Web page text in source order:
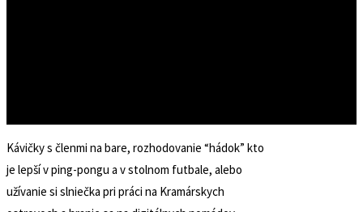
Kávičky s členmi na bare, rozhodovanie “hádok” kto
je lepší v ping-pongu a v stolnom futbale, alebo
užívanie si slniečka pri práci na Kramárskych